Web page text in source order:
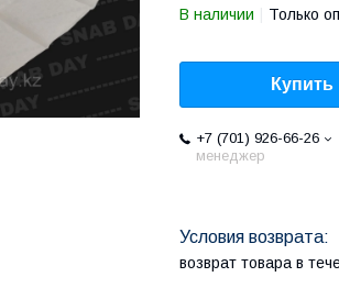
В наличии Только
Купить
+7 (701) 926-66-26
менеджер
возврат товара в